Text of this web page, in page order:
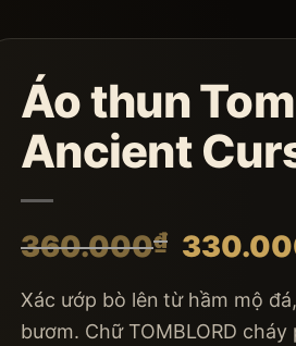
Áo thun
Ancient
360.000₫
Xác ướp bò lên từ hầm mộ
bươm. Chữ TOMBLORD